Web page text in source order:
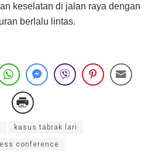
keselatan di jalan raya dengan
berlalu lintas.
kasus tabrak lari
conference